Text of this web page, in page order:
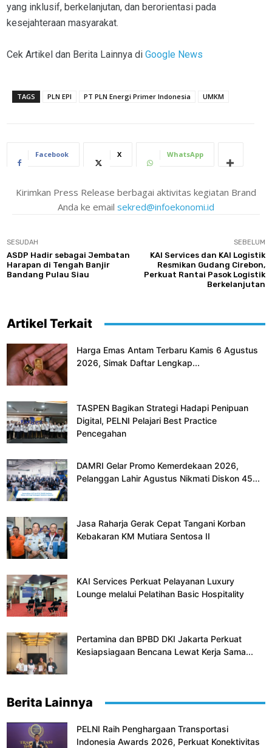
yang inklusif, berkelanjutan, dan berorientasi pada
kesejahteraan masyarakat.
Cek Artikel dan Berita Lainnya di Google News
TAGS PLN EPI PT PLN Energi Primer Indonesia UMKM
Facebook X WhatsApp
Kirimkan Press Release berbagai aktivitas kegiatan Brand
Anda ke email sekred@infoekonomi.id
SESUDAH
ASDP Hadir sebagai Jembatan
Harapan di Tengah Banjir
Bandang Pulau Siau
SEBELUM
KAI Services dan KAI Logistik
Resmikan Gudang Cirebon,
Perkuat Rantai Pasok Logistik
Berkelanjutan
Artikel Terkait
Harga Emas Antam Terbaru Kamis 6 Agustus
2026, Simak Daftar Lengkap...
TASPEN Bagikan Strategi Hadapi Penipuan
Digital, PELNI Pelajari Best Practice
Pencegahan
DAMRI Gelar Promo Kemerdekaan 2026,
Pelanggan Lahir Agustus Nikmati Diskon 45...
Jasa Raharja Gerak Cepat Tangani Korban
Kebakaran KM Mutiara Sentosa II
KAI Services Perkuat Pelayanan Luxury
Lounge melalui Pelatihan Basic Hospitality
Pertamina dan BPBD DKI Jakarta Perkuat
Kesiapsiagaan Bencana Lewat Kerja Sama...
Berita Lainnya
PELNI Raih Penghargaan Transportasi
Indonesia Awards 2026, Perkuat Konektivitas